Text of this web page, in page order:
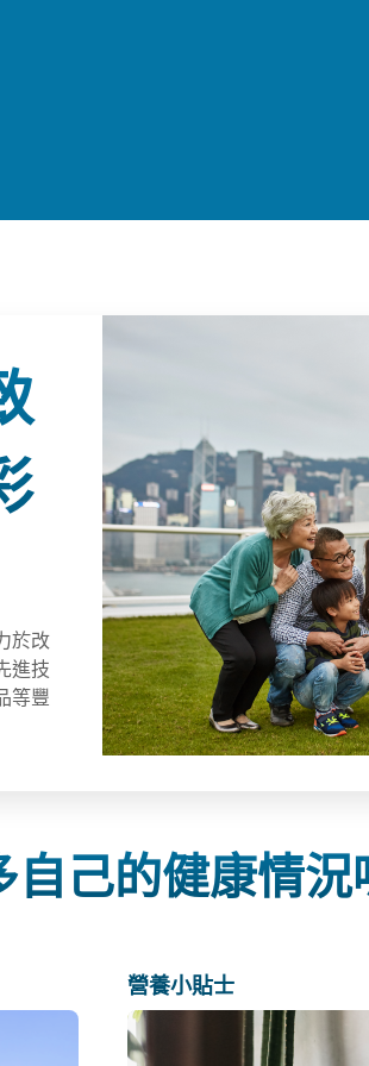
於改
進技
等豐
自己的健康情況
營養小貼士